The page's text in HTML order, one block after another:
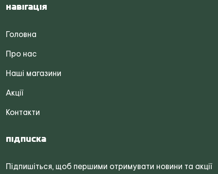
Навігація
Головна
Про нас
Наші магазини
Акції
Контакти
Підписка
Підпишіться, щоб першими отримувати новини та акції